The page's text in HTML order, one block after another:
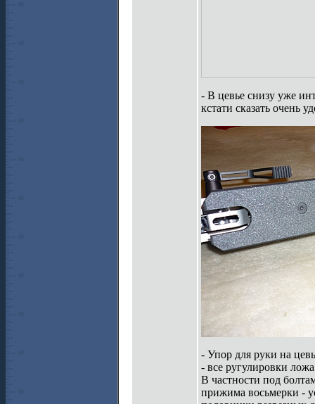
- В цевье снизу уже
кстати сказать очень
- Упор для руки на
- все ругулировки
В частности под
прижима восьмерки -